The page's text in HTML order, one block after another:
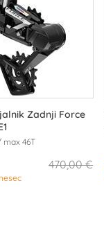
Zadnji Force
max 46T
470,00 €